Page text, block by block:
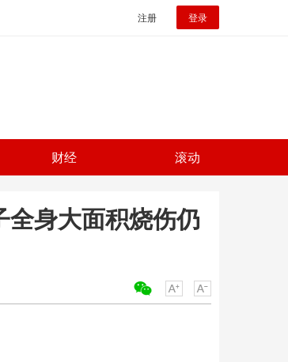
注册 登录
财经 滚动
身大面积烧伤仍